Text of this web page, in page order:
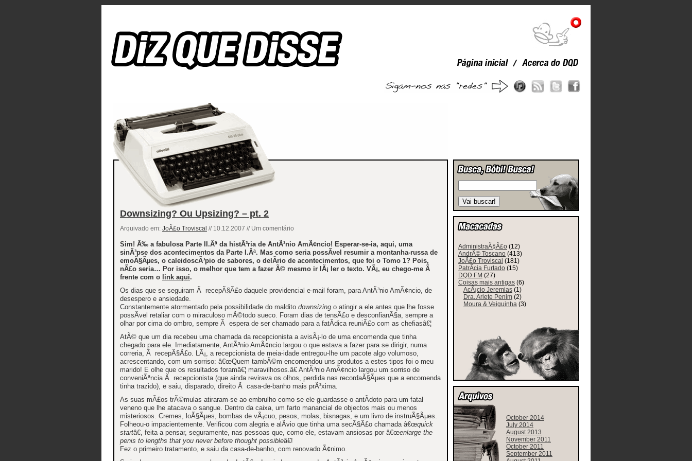
Downsizing? Ou Upsizing? – pt. 2
Arquivado em: JoÃ£o Troviscal // 10.12.2007 // Um comentário
Sim! Ã‰ a fabulosa Parte II.Âª da histÃ³ria de AntÃ³nio AmÃ¢ncio! Esperar-se-ia, aqui, uma
sinÃ³pse dos acontecimentos da Parte I.Âª. Mas como seria possÃ­vel resumir a montanha-russa de
emoÃ§Ãµes, o caleidoscÃ³pio de sabores, o delÃ­rio de acontecimentos, que foi o Tomo 1? Pois,
nÃ£o seria… Por isso, o melhor que tem a fazer Ã© mesmo ir lÃ¡ ler o texto. VÃ¡, eu chego-me Ã
frente com o link aqui.
Os dias que se seguiram Ã recepÃ§Ã£o daquele providencial e-mail foram, para AntÃ³nio AmÃ¢ncio, de
desespero e ansiedade.
Constantemente atormentado pela possibilidade do maldito downsizing o atingir a ele antes que lhe fosse
possÃ­vel retaliar com o miraculoso mÃ©todo sueco. Foram dias de tensÃ£o e desconfianÃ§a, sempre a
olhar por cima do ombro, sempre Ã espera de ser chamado para a fatÃ­dica reuniÃ£o com as chefiasâ€¦
AtÃ© que um dia recebeu uma chamada da recepcionista a avisÃ¡-lo de uma encomenda que tinha
chegado para ele. Imediatamente, AntÃ³nio AmÃ¢ncio largou o que estava a fazer para se dirigir, numa
correria, Ã recepÃ§Ã£o. LÃ¡, a recepcionista de meia-idade entregou-lhe um pacote algo volumoso,
acrescentando, com um sorriso: â€œQuem tambÃ©m encomendou uns produtos a estes tipos foi o meu
marido! E olhe que os resultados foramâ€¦ maravilhosos.â€ AntÃ³nio AmÃ¢ncio largou um sorriso de
conveniÃªncia Ã recepcionista (que ainda revirava os olhos, perdida nas recordaÃ§Ãµes que a encomenda
tinha trazido), e saiu, disparado, direito Ã casa-de-banho mais prÃ³xima.
As suas mÃ£os trÃ©mulas atiraram-se ao embrulho como se ele guardasse o antÃ­doto para um fatal
veneno que lhe atacava o sangue. Dentro da caixa, um farto manancial de objectos mais ou menos
misteriosos. Cremes, loÃ§Ãµes, bombas de vÃ¡cuo, pesos, molas, bisnagas, e um livro de instruÃ§Ãµes.
Folheou-o impacientemente. Verificou com alegria e alÃ­vio que tinha uma secÃ§Ã£o chamada â€œquick
startâ€, feita a pensar, seguramente, nas pessoas que, como ele, estavam ansiosas por â€œenlarge the
penis to lengths that you never before thought possibleâ€!
Fez o primeiro tratamento, e saiu da casa-de-banho, com renovado Ã¢nimo.
AdministraÃ§Ã£o (12)
AndrÃ© Toscano (413)
JoÃ£o Troviscal (181)
PatrÃ­cia Furtado (15)
DQD FM (27)
Coisas mais antigas (6)
AcÃ¡cio Jeremias (1)
Dra. Arlete Penim (2)
Moura & Veiguinha (3)
October 2014
July 2014
August 2013
November 2011
October 2011
September 2011